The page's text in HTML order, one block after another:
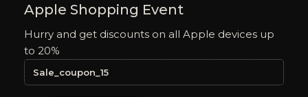
Apple Shopping Event
Hurry and get discounts on all Apple devices up
to 20%
Sale_coupon_15